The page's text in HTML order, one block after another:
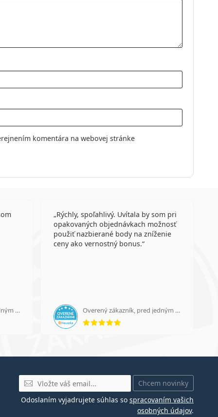
komentára na webovej stránke
Overený zákazník, pred jedným dňom
z 5
Rýchly, spoľahlivý. Uvítala by som pri
opakovaných objednávkach možnosť
použiť nazbierané body na zníženie
ceny ako vernostný bonus.
Overený zákazník, pred jedným dňom
hodnotenie 5 z 5
E-mail
Chcem novinky
Odoslaním vyjadrujete súhlas so spracovaním vašich
osobných údajov.